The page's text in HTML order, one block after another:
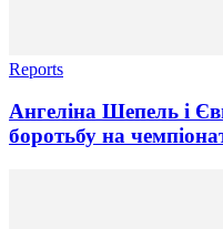
Reports
Ангеліна Шепель і
боротьбу на